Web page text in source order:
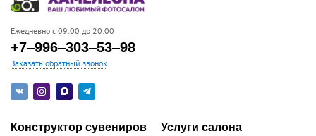
Ежедневно с 09:00 до 20:00
+7‒996‒303‒53‒98
Заказать обратный звонок
Конструктор сувениров
Услуги салона